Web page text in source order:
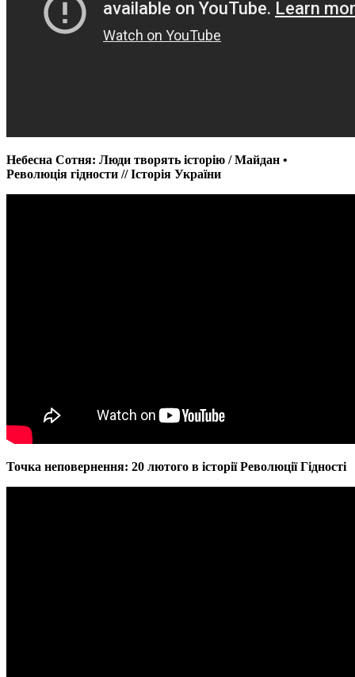
Небесна Сотня: Люди творять історію / Майдан •
Революція гідности // Історія України
Точка неповернення: 20 лютого в історії Революції Гідності